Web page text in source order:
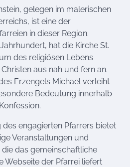
gelegen im malerischen
ist eine der
in dieser Region.
hat die Kirche St.
des religiösen Lebens
aus nah und fern an.
Erzengels Michael verleiht
Bedeutung innerhalb
des engagierten Pfarrers bietet
Veranstaltungen und
die das gemeinschaftliche
Webseite der Pfarrei liefert